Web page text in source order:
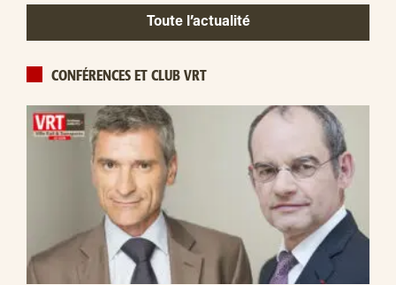
Toute l’actualité
CONFÉRENCES ET CLUB VRT